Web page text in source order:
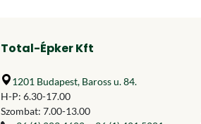
Total-Épker Kft
1201 Budapest, Baross u. 84.
H-P: 6.30-17.00
Szombat: 7.00-13.00